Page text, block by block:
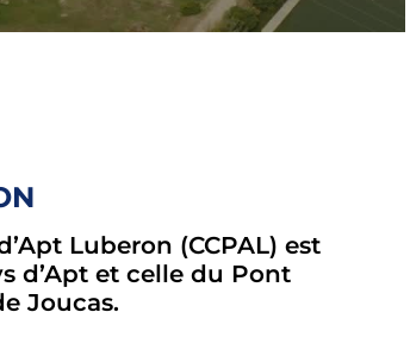
Luberon (CCPAL) est
d’Apt et celle du Pont
Joucas.